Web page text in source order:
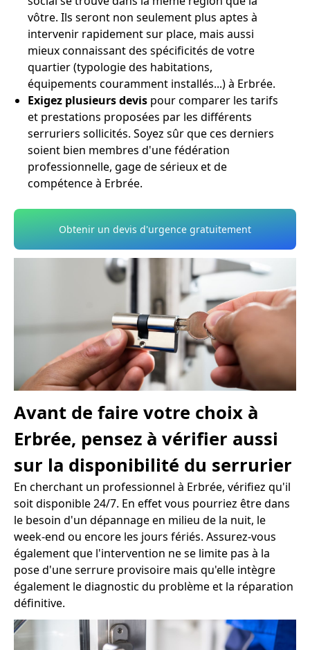
vôtre. Ils seront non seulement plus aptes à
intervenir rapidement sur place, mais aussi
mieux connaissant des spécificités de votre
quartier (typologie des habitations,
équipements couramment installés...) à Erbrée.
Exigez plusieurs devis pour comparer les tarifs
et prestations proposées par les différents
serruriers sollicités. Soyez sûr que ces derniers
soient bien membres d'une fédération
professionnelle, gage de sérieux et de
compétence à Erbrée.
Obtenir un devis d'urgence gratuitement
Avant de faire votre choix à
Erbrée, pensez à vérifier aussi
sur la disponibilité du serrurier
En cherchant un professionnel à Erbrée, vérifiez qu'il
soit disponible 24/7. En effet vous pourriez être dans
le besoin d'un dépannage en milieu de la nuit, le
week-end ou encore les jours fériés. Assurez-vous
également que l'intervention ne se limite pas à la
pose d'une serrure provisoire mais qu'elle intègre
également le diagnostic du problème et la réparation
définitive.